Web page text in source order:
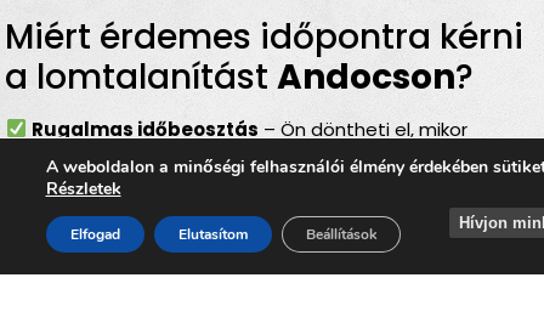
Miért érdemes időpontra kérni
a lomtalanítástAndocson?
Rugalmas időbeosztás – Ön döntheti el, mikor
történjen a lomelszállítás Andocson
Komplett szolgáltatás
– rakodás, szállítás és
Bírságmentes megoldás – nem kell közterületre
A weboldalon a minőségi felhasználói élmény érdekében
Részletek
Elfogad Elutasítom Beállítások
Hívjon